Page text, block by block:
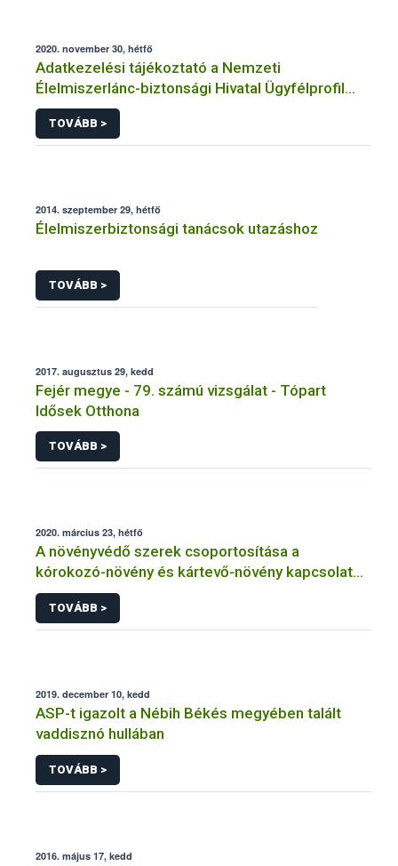
2020. november 30, hétfő
Adatkezelési tájékoztató a Nemzeti
Élelmiszerlánc-biztonsági Hivatal Ügyfélprofil
Rendszerben növényvédelem témakörben
intézhető közhatalmi eljárásaihoz kapcsolódó
adatkezeléséhez
TOVÁBB >
2014. szeptember 29, hétfő
Élelmiszerbiztonsági tanácsok utazáshoz
TOVÁBB >
2017. augusztus 29, kedd
Fejér megye - 79. számú vizsgálat - Tópart
Idősek Otthona
TOVÁBB >
2020. március 23, hétfő
A növényvédő szerek csoportosítása a
kórokozó-növény és kártevő-növény kapcsolat
szerint
TOVÁBB >
2019. december 10, kedd
ASP-t igazolt a Nébih Békés megyében talált
vaddisznó hullában
TOVÁBB >
2016. május 17, kedd